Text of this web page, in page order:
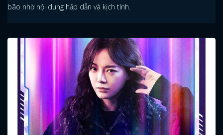
bão nhờ nội dung hấp dẫn và kịch tính.